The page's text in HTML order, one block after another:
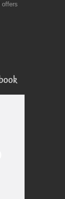
offers